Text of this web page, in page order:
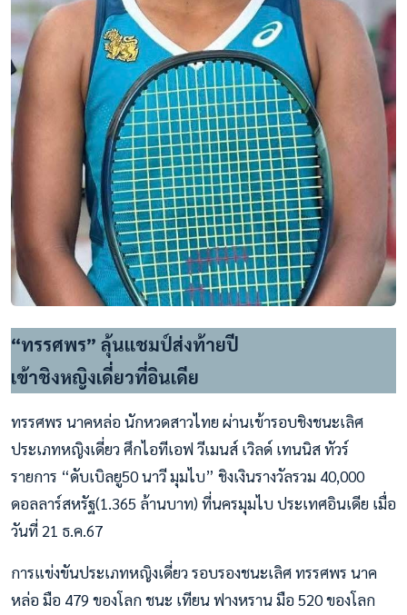
“ทรรศพร” ลุ้นแชมป์ส่งท้ายปี
เข้าชิงหญิงเดี่ยวที่อินเดีย
ทรรศพร นาคหล่อ นักหวดสาวไทย ผ่านเข้ารอบชิงชนะเลิศ
ประเภทหญิงเดี่ยว ศึกไอทีเอฟ วีเมนส์ เวิลด์ เทนนิส ทัวร์
รายการ “ดับเบิลยู50 นาวี มุมไบ” ชิงเงินรางวัลรวม 40,000
ดอลลาร์สหรัฐ(1.365 ล้านบาท) ที่นครมุมไบ ประเทศอินเดีย เมื่อ
วันที่ 21 ธ.ค.67
การแข่งขันประเภทหญิงเดี่ยว รอบรองชนะเลิศ ทรรศพร นาค
หล่อ มือ 479 ของโลก ชนะ เทียน ฟางหราน มือ 520 ของโลก